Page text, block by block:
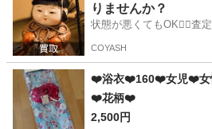
りませんか？
状態が悪くてもOK🙆‍♀️査
COYASH
❤️浴衣❤️160❤️女児❤️女
❤️花柄❤️
2,500円